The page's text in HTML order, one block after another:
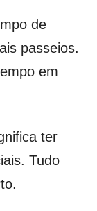
de
passeios.
em
ter
Tudo